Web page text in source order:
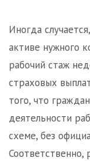
Иногда
активе нужного
рабочий стаж
страховых
того, что
деятельности
схеме, без
Соответственно,